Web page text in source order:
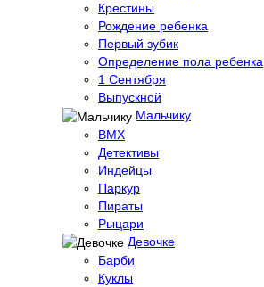
Крестины
Рождение ребенка
Первый зубик
Определение пола ребенка
1 Сентября
Выпускной
Мальчику
BMX
Детективы
Индейцы
Паркур
Пираты
Рыцари
Девочке
Барби
Куклы